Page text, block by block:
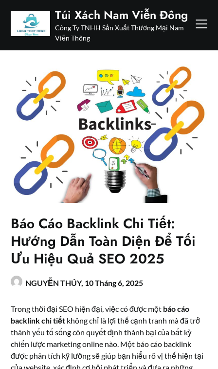
content
Túi Xách Nam Viễn Đông
Công Ty TNHH Sản Xuất Thương Mại Nam
Viễn Thông
Báo Cáo Backlink Chi Tiết:
Hướng Dẫn Toàn Diện Để Tối
Ưu Hiệu Quả SEO 2025
NGUYỄN THÚY, 10 Tháng 6, 2025
Trong thời đại SEO hiện đại, việc có được một báo cáo
backlink chi tiết không chỉ là lợi thế cạnh tranh mà đã trở
thành yếu tố sống còn quyết định thành bại của bất kỳ
chiến lược marketing online nào. Một báo cáo backlink
được phân tích kỹ lưỡng sẽ giúp bạn hiểu rõ vị thế hiện tại